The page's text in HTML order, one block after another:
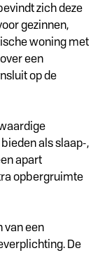
zich deze
gezinnen,
woning met
een
op de
als slaap-,
apart
opbergruimte
van een
De